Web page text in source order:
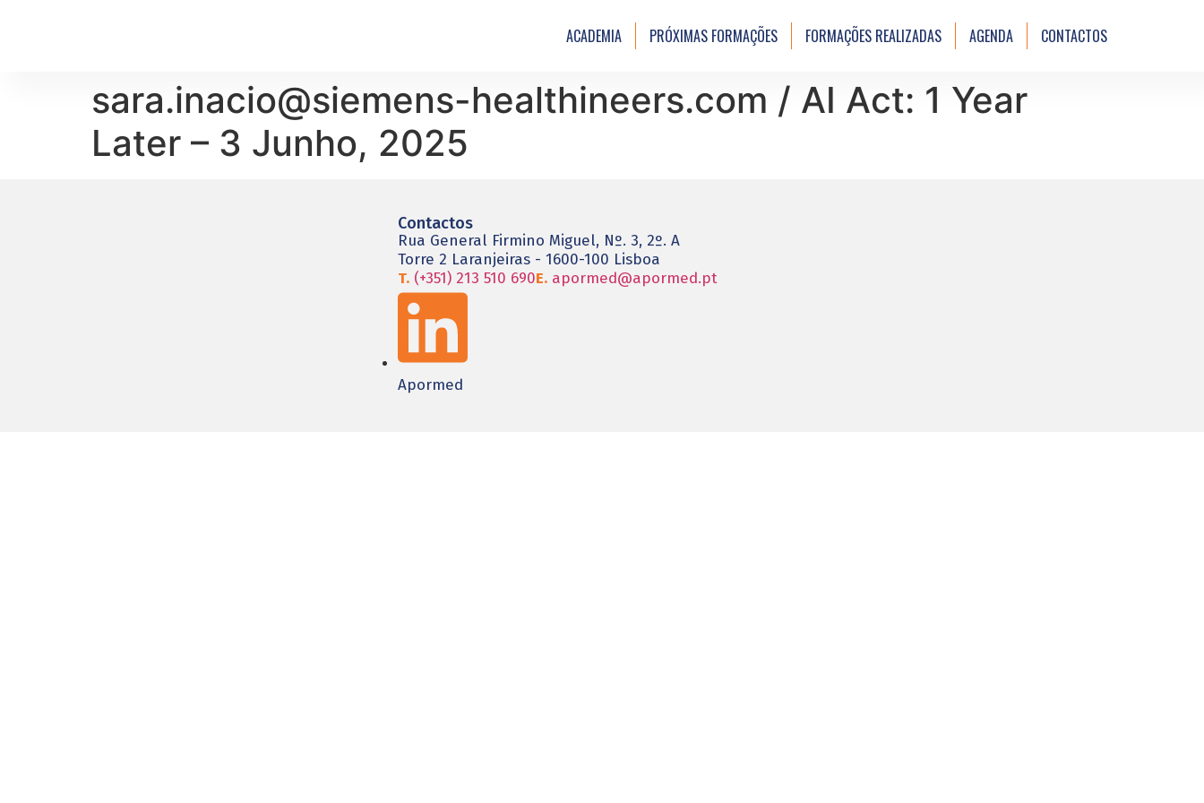
ACADEMIA PRÓXIMAS FORMAÇÕES FORMAÇÕES REALIZADAS AGENDA CONTACTOS
sara.inacio@siemens-healthineers.com / AI Act: 1 Year
Later – 3 Junho, 2025
Contactos
Rua General Firmino Miguel, Nº. 3, 2º. A
Torre 2 Laranjeiras - 1600-100 Lisboa
T. (+351) 213 510 690E. apormed@apormed.pt
Apormed